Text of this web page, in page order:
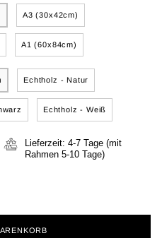
A3 (30x42cm)
A1 (60x84cm)
Echtholz - Natur
Echtholz - Weiß
Lieferzeit: 4-7 Tage (mit
Rahmen 5-10 Tage)